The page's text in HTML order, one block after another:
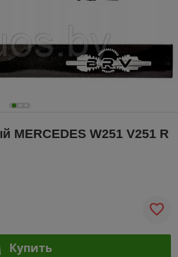
MERCEDES W251 V251 R
Купить